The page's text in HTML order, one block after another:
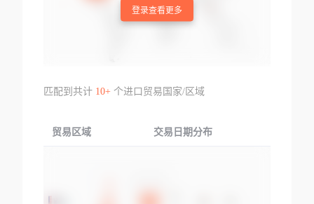
登录查看更多
匹配到共计 10+个进口贸易国家/区域
贸易区域 交易日期分布